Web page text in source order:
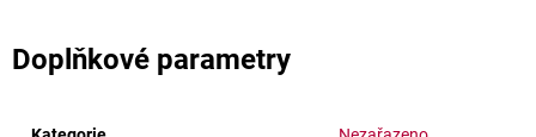
Doplňkové parametry